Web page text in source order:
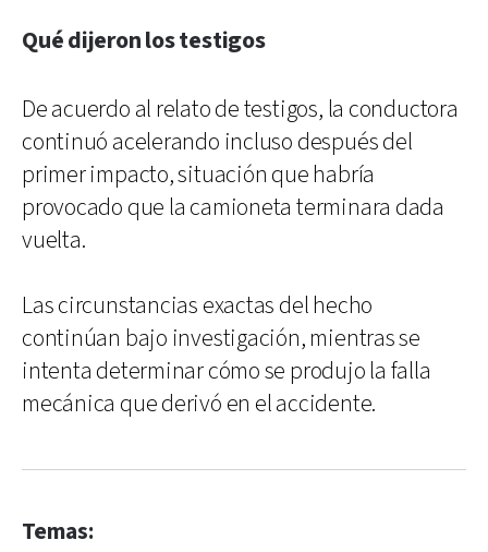
Qué dijeron los testigos
De acuerdo al relato de testigos, la conductora
continuó acelerando incluso después del
primer impacto, situación que habría
provocado que la camioneta terminara dada
vuelta.
Las circunstancias exactas del hecho
continúan bajo investigación, mientras se
intenta determinar cómo se produjo la falla
mecánica que derivó en el accidente.
Temas: